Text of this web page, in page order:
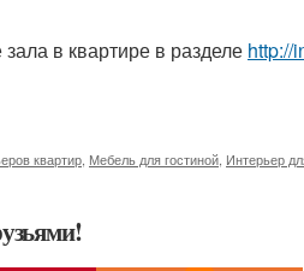
в квартире в разделе http://
квартир Мебель для гостиной Интерьер